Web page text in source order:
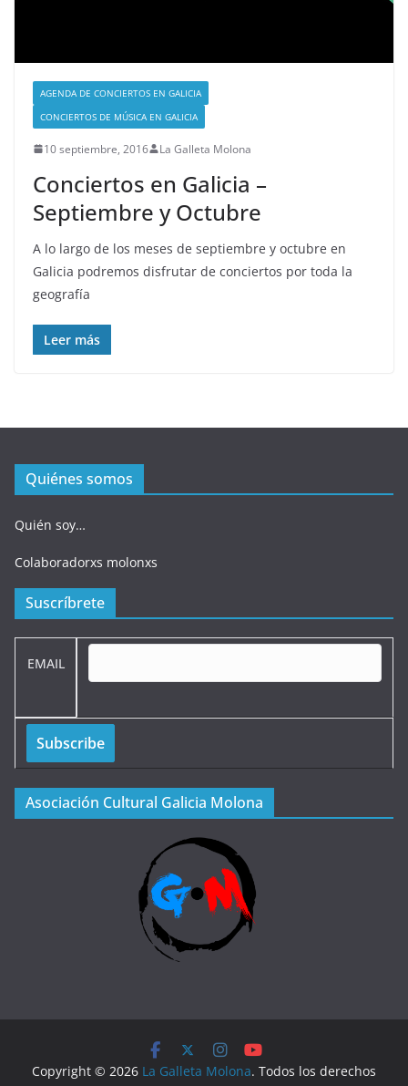
AGENDA DE CONCIERTOS EN GALICIA
CONCIERTOS DE MÚSICA EN GALICIA
10 septiembre, 2016 La Galleta Molona
Conciertos en Galicia –
Septiembre y Octubre
A lo largo de los meses de septiembre y octubre en
Galicia podremos disfrutar de conciertos por toda la
geografía
Leer más
Quiénes somos
Quién soy…
Colaboradorxs molonxs
Suscríbrete
EMAIL
Asociación Cultural Galicia Molona
Copyright © 2026 La Galleta Molona. Todos los derechos